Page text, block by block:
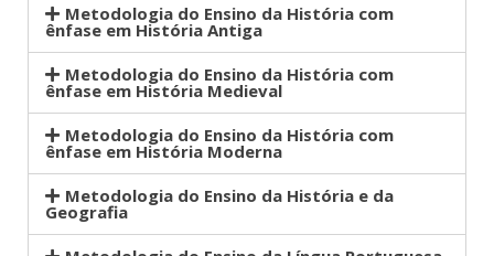
Metodologia do Ensino da História com
ênfase em História Antiga
Metodologia do Ensino da História com
ênfase em História Medieval
Metodologia do Ensino da História com
ênfase em História Moderna
Metodologia do Ensino da História e da
Geografia